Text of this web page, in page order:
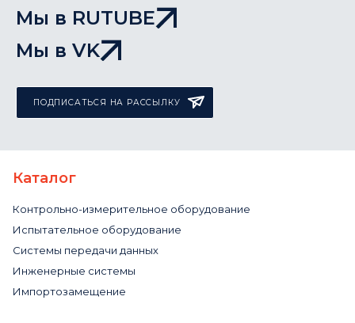
Мы в RUTUBE
Мы в VK
ПОДПИСАТЬСЯ НА РАССЫЛКУ
Каталог
Контрольно-измерительное оборудование
Испытательное оборудование
Системы передачи данных
Инженерные системы
Импортозамещение